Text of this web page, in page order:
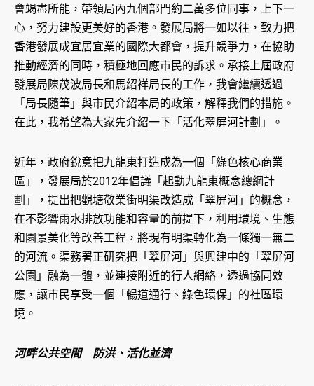
會竭盡所能，帶領局內九個部門約二萬多位同事，上下一
心，努力建設更美好的香港。發展局將一如以往，致力把
香港發展成宜居宜業的國際大都會，提升競爭力，在協助
推動經濟的同時，積極地回應市民的訴求。承接上屆政府
發展局陳茂波局長和馬紹祥局長的工作，我會繼續透過
「局長隨筆」與市民介紹本局的政策，解釋我們的措施。
在此，我希望為大家先介紹一下「活化翠屏河計劃」。
近年，政府銳意把九龍東打造成為一個「綠色核心商業
區」，發展局於2012年倡議「起動九龍東概念總綱計
劃」，提出把觀塘敬業街明渠改造成「翠屏河」的概念，
在不影響雨水排放功能和容量的前提下，利用環境、生態
和園景美化等改善工程，將現有明渠轉化為一條獨一無二
的河流。渠務署正研究把「翠屏河」與興建中的「翠屏河
公園」融為一體，並連接附近的行人網絡，透過協同效
應，讓市民享受一個「暢道通行、綠色環保」的社區環
境。
河畔公共空間 防洪、活化並濟